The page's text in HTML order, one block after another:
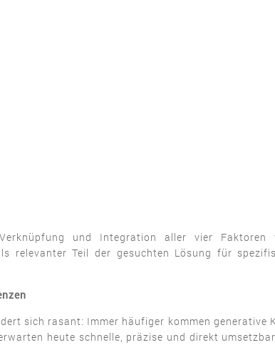
und Integration aller vier Faktoren
relevanter Teil der gesuchten Lösung für
sich rasant: Immer häufiger kommen
heute schnelle, präzise und direkt